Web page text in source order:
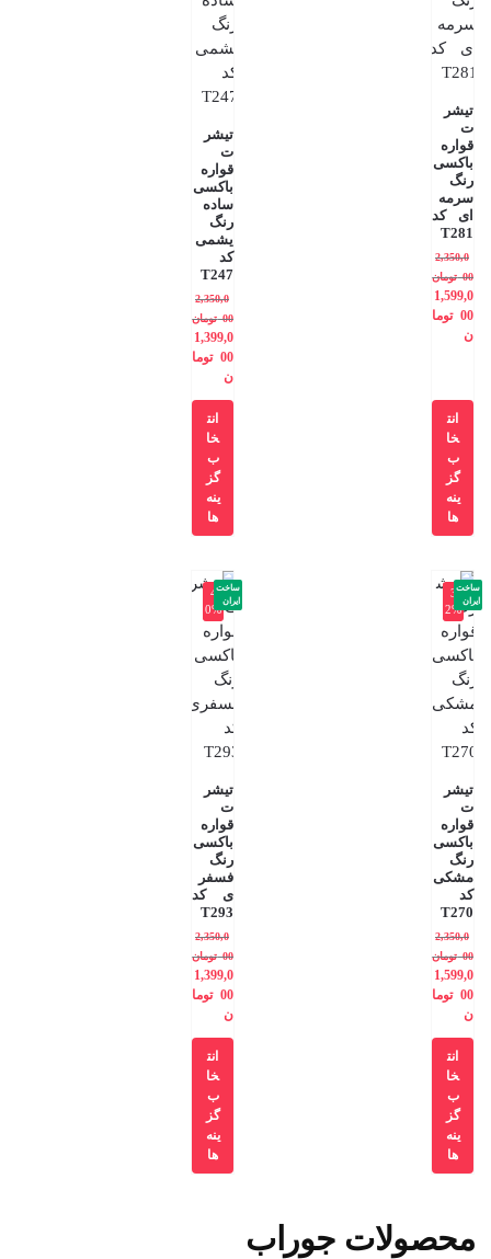
تیشر
ت
قواره
باکسی
رنگ
سرمه
ای کد
T281
2,350,0
00 تومان
1,599,0
00 توما
ن
انت
خا
ب
گز
ینه
ها
تیشر
ت
قواره
باکسی
ساده
رنگ
یشمی
کد
T247
2,350,0
00 تومان
1,399,0
00 توما
ن
انت
خا
ب
گز
ینه
ها
-3
2%
تیشر
ت
قواره
باکسی
رنگ
مشکی
کد
T270
2,350,0
00 تومان
1,599,0
00 توما
ن
ساخت
ایران
انت
خا
ب
گز
ینه
ها
-4
0%
تیشر
ت
قواره
باکسی
رنگ
فسفر
ی کد
T293
2,350,0
00 تومان
1,399,0
00 توما
ن
ساخت
ایران
انت
خا
ب
گز
ینه
ها
محصولات جوراب